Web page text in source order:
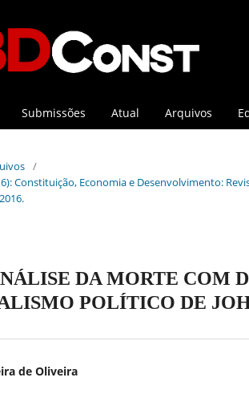
Submissões Atual Arquivos
/
Constituição, Economia e Desenvolvimento:
DA MORTE COM
POLÍTICO DE
de Oliveira